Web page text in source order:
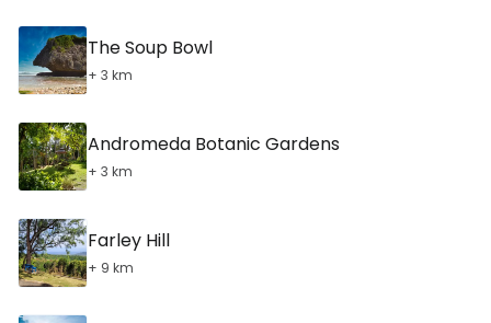
The Soup Bowl
+ 3 km
Andromeda Botanic Gardens
+ 3 km
Farley Hill
+ 9 km